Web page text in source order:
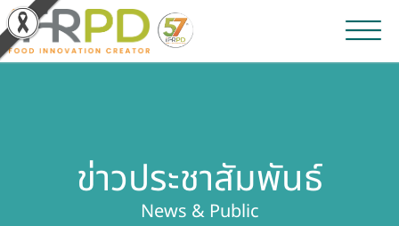
ผลิตภัณฑ์และจำหน่าย
ข่าวประชาสัมพันธ์
News & Public